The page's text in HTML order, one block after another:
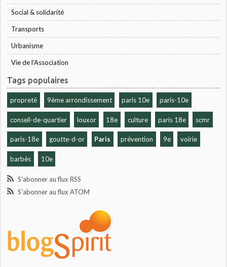
Social & solidarité
Transports
Urbanisme
Vie de l'Association
Tags populaires
propreté 9ème arrondissement paris 10e paris-10e
conseil-de-quartier louxor 18e culture paris 18e scmr
paris-18e goutte-d-or Paris prévention 9e voirie
barbès 10e
S'abonner au flux RSS
S'abonner au flux ATOM